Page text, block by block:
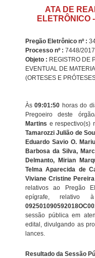
ATA DE
ELETRÔNICO
Pregão Eletrônico nº :
Processo nº : 7448/
Objeto : REGISTRO DE
EVENTUAL DE
(ORTESES E
Às09:01:50 horas do
Pregoeiro deste
Martins e respectivo(s)
Tamarozzi Julião de
Eduardo Savio O.
Barbosa da Silva,
Delmanto, Mirian
Telma Aparecida de
Viviane Cristine
relativos ao Pregão
epígrafe,
sessão pública em
edital, divulgando as
lances.
Resultado da Sessão